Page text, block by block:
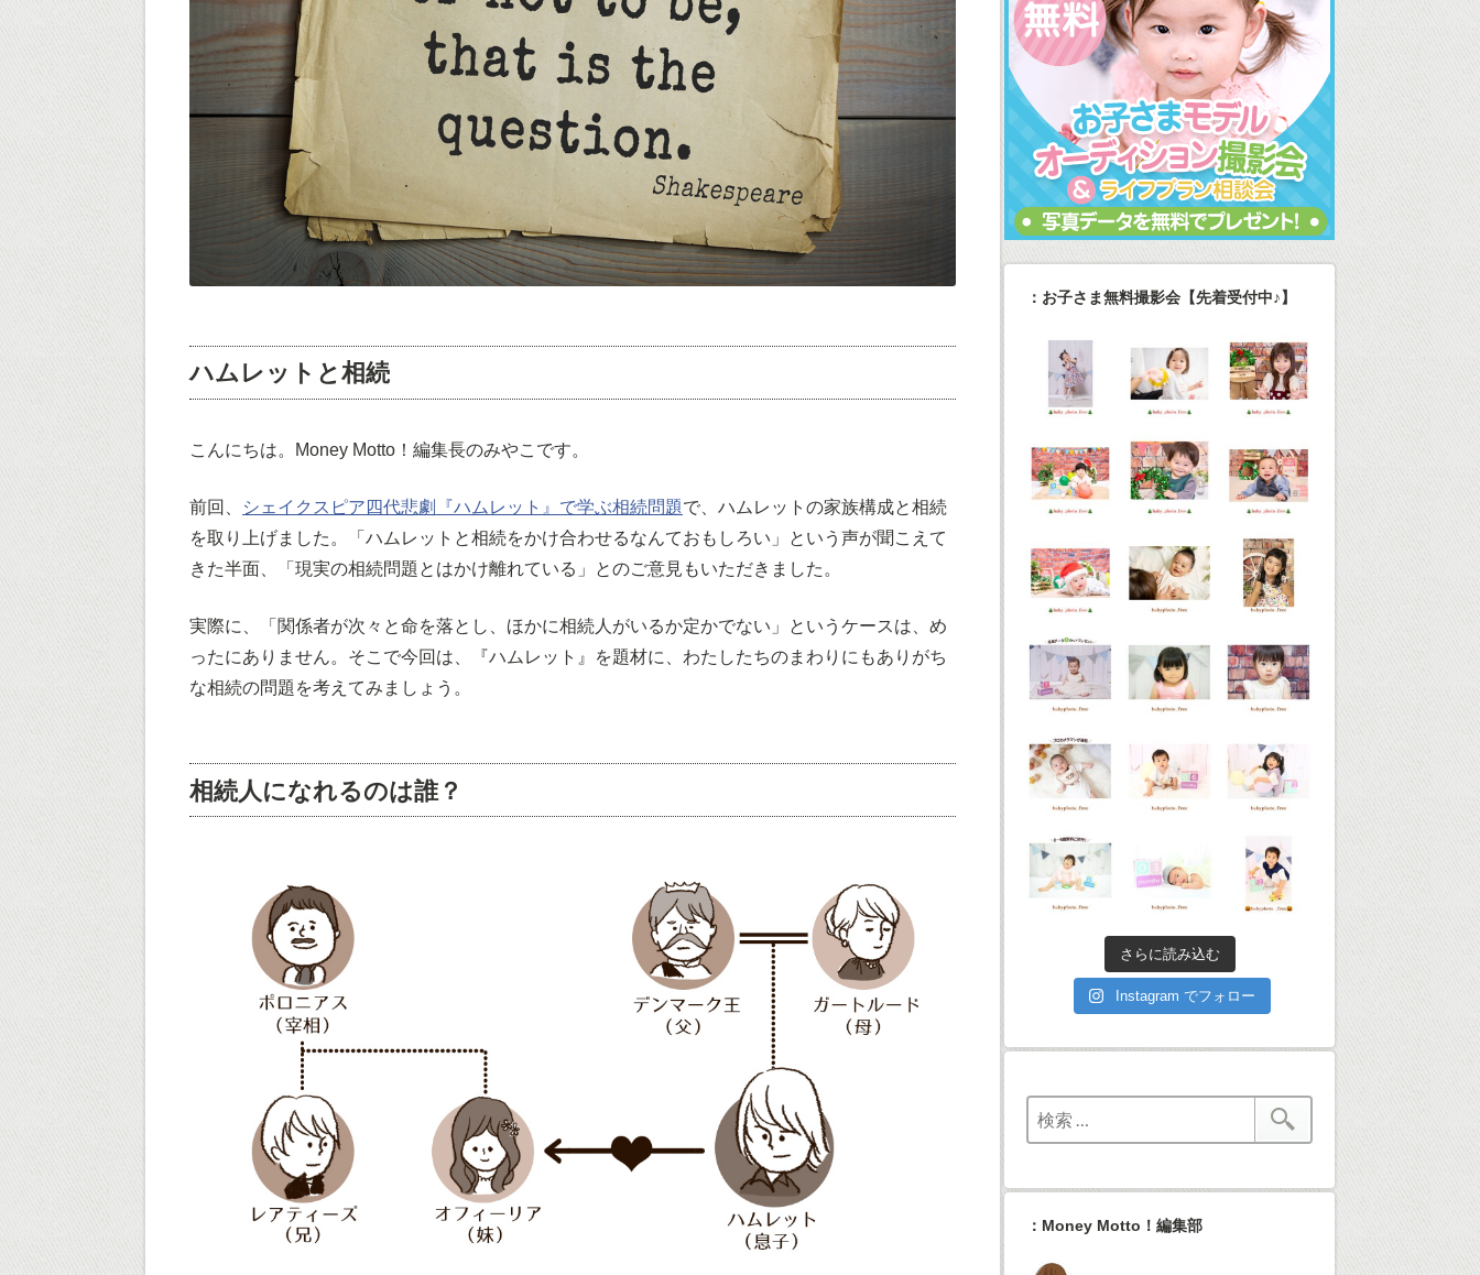
ハムレットと相続
こんにちは。Money Motto！編集長のみやこです。
前回、 シェイクスピア四代悲劇『ハムレット』で学ぶ相続問題で、ハムレットの家族構成と相続
を取り上げました。「ハムレットと相続をかけ合わせるなんておもしろい」という声が聞こえて
きた半面、「現実の相続問題とはかけ離れている」とのご意見もいただきました。
実際に、「関係者が次々と命を落とし、ほかに相続人がいるか定かでない」というケースは、め
ったにありません。そこで今回は、『ハムレット』を題材に、わたしたちのまわりにもありがち
な相続の問題を考えてみましょう。
相続人になれるのは誰？
：お子さま無料撮影会【先着受付中♪】
さらに読み込む
Instagram でフォロー
：Money Motto！編集部